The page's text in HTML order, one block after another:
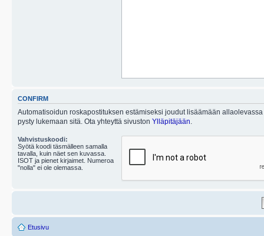
CONFIRM
Automatisoidun roskapostituksen estämiseksi joudut lisäämään
pysty lukemaan sitä. Ota yhteyttä sivuston Ylläpitäjään
Vahvistuskoodi:
Syötä koodi täsmälleen samalla
tavalla, kuin näet sen kuvassa.
ISOT ja pienet kirjaimet. Numeroa
"nolla" ei ole olemassa.
Etusivu